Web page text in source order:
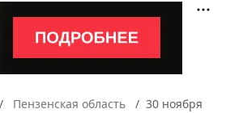
Пензенская область
30 ноября